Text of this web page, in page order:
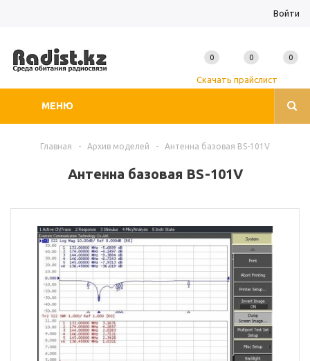
Войти
МЕНЮ
Скачать прайслист
0 0 0
Главная - Архив моделей - Антенна базовая BS-101V
Антенна базовая BS-101V